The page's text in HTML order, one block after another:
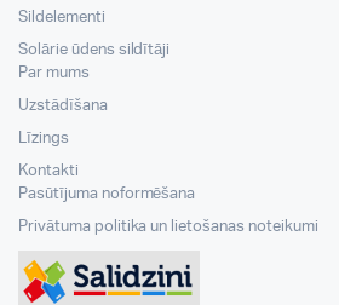
Sildelementi
Solārie ūdens sildītāji
Par mums
Uzstādīšana
Līzings
Kontakti
Pasūtījuma noformēšana
Privātuma politika un lietošanas noteikumi